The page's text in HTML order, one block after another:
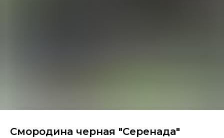
Смородина черная "Серенада"